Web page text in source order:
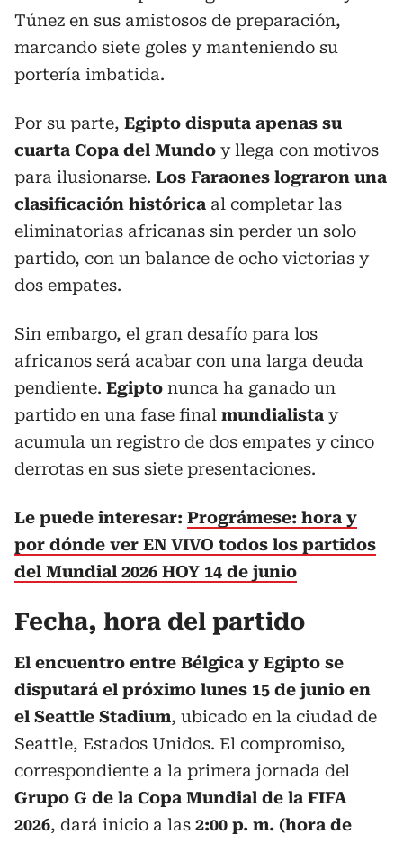
Túnez en sus amistosos de preparación,
marcando siete goles y manteniendo su
portería imbatida.
Por su parte, Egipto disputa apenas su
cuarta Copa del Mundo y llega con motivos
para ilusionarse. Los Faraones lograron una
clasificación histórica al completar las
eliminatorias africanas sin perder un solo
partido, con un balance de ocho victorias y
dos empates.
Sin embargo, el gran desafío para los
africanos será acabar con una larga deuda
pendiente. Egipto nunca ha ganado un
partido en una fase final mundialista y
acumula un registro de dos empates y cinco
derrotas en sus siete presentaciones.
Le puede interesar: Prográmese: hora y
por dónde ver EN VIVO todos los partidos
del Mundial 2026 HOY 14 de junio
Fecha, hora del partido
El encuentro entre Bélgica y Egipto se
disputará el próximo lunes 15 de junio en
el Seattle Stadium, ubicado en la ciudad de
Seattle, Estados Unidos. El compromiso,
correspondiente a la primera jornada del
Grupo G de la Copa Mundial de la FIFA
2026, dará inicio a las 2:00 p. m. (hora de